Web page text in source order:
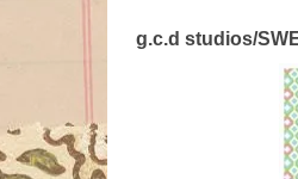
g.c.d studios/